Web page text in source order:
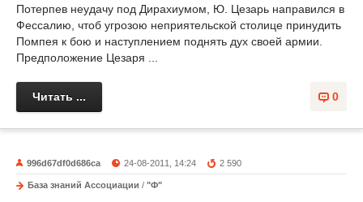
Потерпев неудачу под Дирахиумом, Ю. Цезарь направился в
Фессалию, чтоб угрозою неприятельской столице принудить
Помпея к бою и наступлением поднять дух своей армии.
Предположение Цезаря ...
0
Читать ...
996d67df0d686ca 24-08-2011, 14:24 2 590
База знаний Ассоциации / "Ф"